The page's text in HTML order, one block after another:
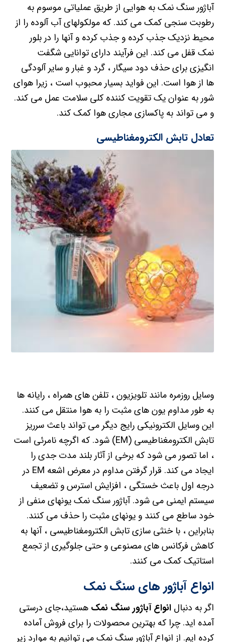
آباژور سنگ نمک به هوایی از طریق عملیاتی موسوم به
رطوبت سنجی کمک می کند. که مولکولهای آب آلوده را از
محیط نزدیک جذب کرده و جذب کرده و آنها را در بلور
نمک قفل می کند. این فرآیند دارای توانایی شگفت
انگیزی برای حذف دود سیگار ، گرد و غبار و سایر آلودگی
ها از هوا است. این فواید بسیار محبوب است ، زیرا هوای
شور به عنوان یک تقویت کننده کلی سلامت عمل می کند.
و می تواند به پاکسازی مجاری هوا کمک کند.
تعادل تابش الکترومغناطیسی
وسایل روزمره مانند تلویزیون ، تلفن های همراه ، رایانه ها
به طور مداوم یون های مثبت را به هوا منتقل می کنند.
این وسایل الکترونیکی رایج دیگر می تواند باعث سرریز
تابش الکترومغناطیسی (EM) شود. که اگرچه نامرئی است
، اما تصور می شود که برخی از آثار بلند مدت جدی را
ایجاد می کند. قرار گرفتن مداوم در معرض اشعه EM در
درجه اول باعث خستگی ، افزایش استرس و تضعیف
سیستم ایمنی می شود. آباژور سنگ نمک یونهای منفی از
خود ساطع می کنند و یونهای مثبت را حذف می کنند.
بنابراین ، با خنثی سازی تابش الکترومغناطیسی ، آنها به
کاهش فرکانس های مصنوعی و حتی جلوگیری از تجمع
استاتیک کمک می کنند.
انواع آباژور های سنگ نمک
اگر به دنبالانواع آباژور سنگ نمک هستید،جای درستی
آمده اید. چرا که بهترین محصولات را برای فروش آماده
کرده ایم. از انواع آباژور سنگ نمک می‌ توانیم به موارد زیر